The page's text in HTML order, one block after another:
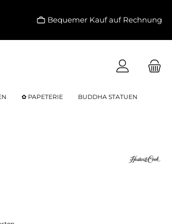
Bequemer Kauf auf Rechnung
✿ PAPETERIE BUDDHA STATUEN